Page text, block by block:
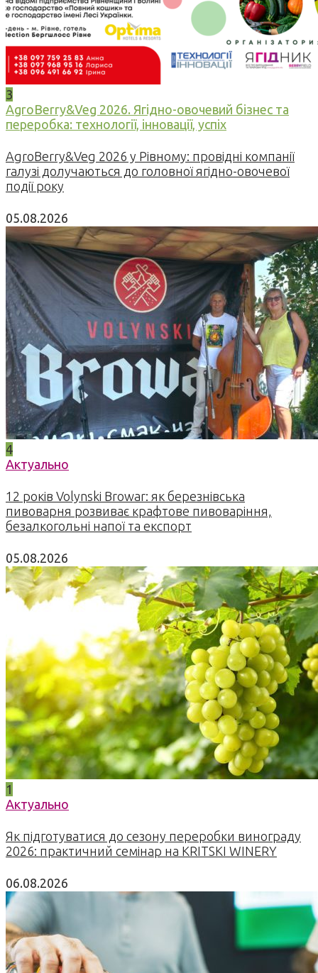
3
AgroBerry&Veg 2026. Ягідно-овочевий бізнес та
переробка: технології, інновації, успіх
AgroBerry&Veg 2026 у Рівному: провідні компанії
галузі долучаються до головної ягідно-овочевої
події року
05.08.2026
4
Актуально
12 років Volynski Browar: як березнівська
пивоварня розвиває крафтове пивоваріння,
безалкогольні напої та експорт
05.08.2026
1
Актуально
Як підготуватися до сезону переробки винограду
2026: практичний семінар на KRITSKI WINERY
06.08.2026